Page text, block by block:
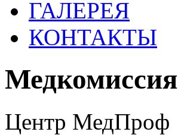
ГАЛЕРЕЯ
КОНТАКТЫ
Медкомиссия
Центр МедПроф